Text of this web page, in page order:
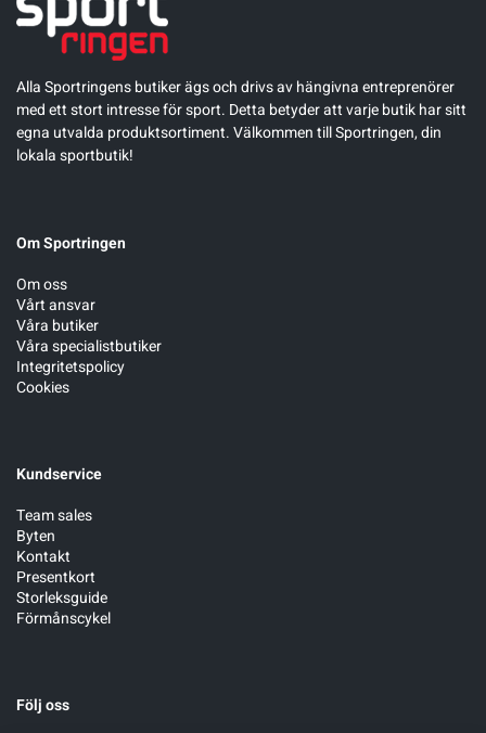
Alla Sportringens butiker ägs och drivs av hängivna entreprenörer
med ett stort intresse för sport. Detta betyder att varje butik har sitt
egna utvalda produktsortiment. Välkommen till Sportringen, din
lokala sportbutik!
Om Sportringen
Om oss
Vårt ansvar
Våra butiker
Våra specialistbutiker
Integritetspolicy
Cookies
Kundservice
Team sales
Byten
Kontakt
Presentkort
Storleksguide
Förmånscykel
Följ oss